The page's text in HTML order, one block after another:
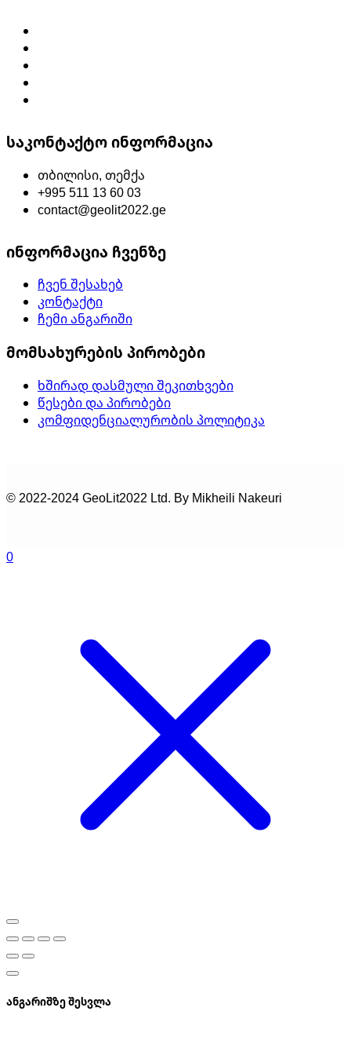
საკონტაქტო ინფორმაცია
თბილისი, თემქა
+995 511 13 60 03
contact@geolit2022.ge
ინფორმაცია ჩვენზე
ჩვენ შესახებ
კონტაქტი
ჩემი ანგარიში
მომსახურების პირობები
ხშირად დასმული შეკითხვები
წესები და პირობები
კომფიდენციალურობის პოლიტიკა
© 2022-2024 GeoLit2022 Ltd. By Mikheili Nakeuri
0
ანგარიშზე შესვლა